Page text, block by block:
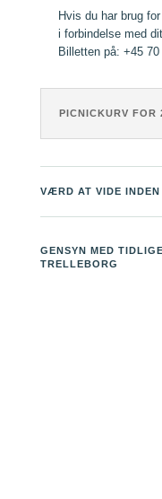
Hvis du har brug
i forbindelse med
Billetten på: +45 70
PICNICKURV FOR
VÆRD AT VIDE
GENSYN MED
TRELLEBORG